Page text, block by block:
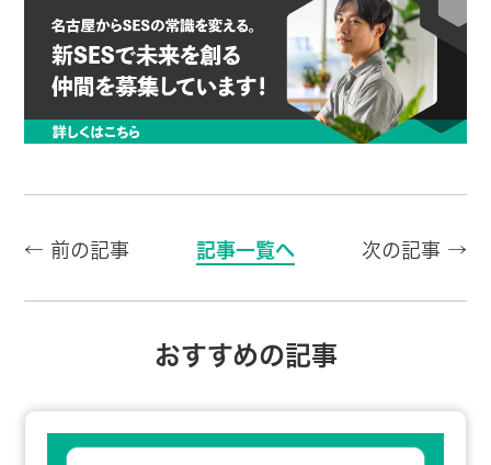
← 前の記事 記事一覧へ 次の記事 →
おすすめの記事